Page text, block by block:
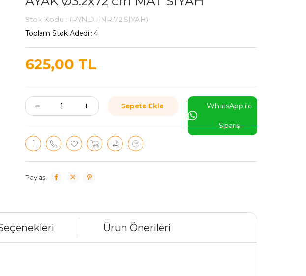
Stok Kodu (PYND.FNR.72.SIYAH)
Toplam Stok Adedi : 4
625,00 TL
WhatsApp ile
Sipariş
Paylaş
Ürün Önerileri